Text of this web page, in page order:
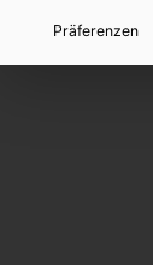
Präferenzen